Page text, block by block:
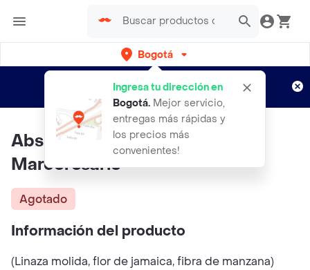
Bogotá
Ingresa tu dirección en
Bogotá. Mejor servicio,
entregas más rápidas y
los precios más
convenientes!
envíos gratis por semanas
Aplican TyC
Abs Plus Fibra X300gr
Marcerosario
Agotado
Información del producto
(Linaza molida, flor de jamaica, fibra de manzana)